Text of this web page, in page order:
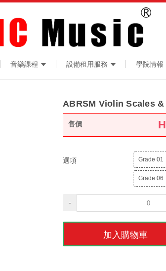
音樂課程 設備租用服務 學院情報
ABRSM Violin Scales
售價
選項 Grade 01
Grade 06
-
加入購物車